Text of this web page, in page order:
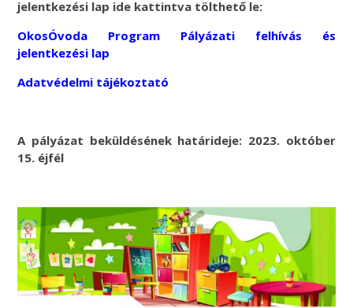
jelentkezési lap ide kattintva tölthető le:
OkosÓvoda Program Pályázati felhívás és
jelentkezési lap
Adatvédelmi tájékoztató
A pályázat beküldésének határideje: 2023. október
15. éjfél